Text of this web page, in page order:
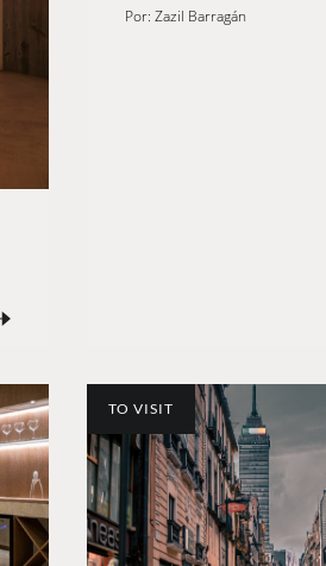
Por:Zazil Barragán
TO VISIT